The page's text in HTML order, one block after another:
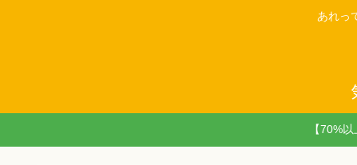
あれっ
【70%